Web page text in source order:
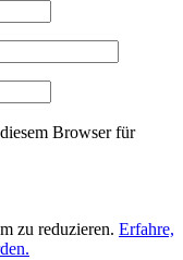
Browser für
zu reduzieren. Erfahre,